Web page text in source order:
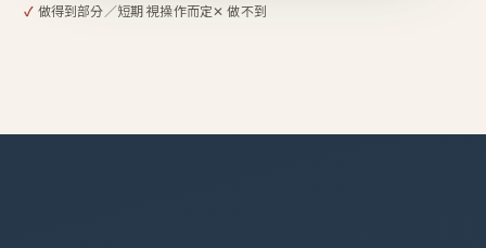
✓ 做得到部分／短期 視操作而定✕ 做不到